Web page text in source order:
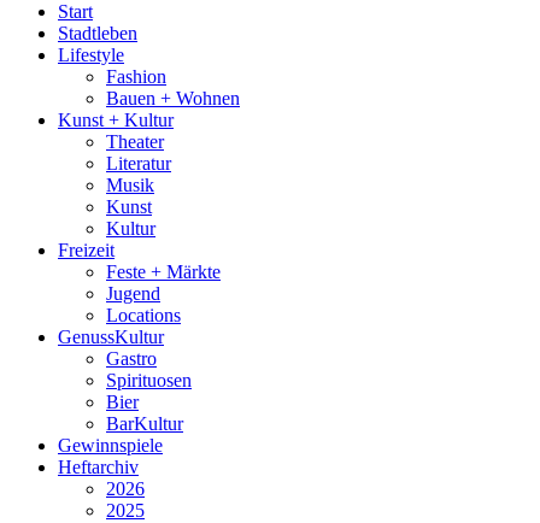
Start
Stadtleben
Lifestyle
Fashion
Bauen + Wohnen
Kunst + Kultur
Theater
Literatur
Musik
Kunst
Kultur
Freizeit
Feste + Märkte
Jugend
Locations
GenussKultur
Gastro
Spirituosen
Bier
BarKultur
Gewinnspiele
Heftarchiv
2026
2025